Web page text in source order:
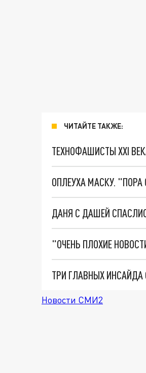
ЧИТАЙТЕ ТАКЖЕ:
ТЕХНОФАШИСТЫ XXI
ОПЛЕУХА МАСКУ. "ПОРА
ДАНЯ С ДАШЕЙ
Новости СМИ2